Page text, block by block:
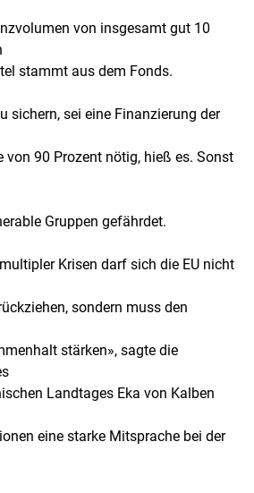
von insgesamt gut 10
stammt aus dem Fonds.
sichern, sei eine Finanzierung der
von 90 Prozent nötig, hieß es. Sonst
Gruppen gefährdet.
Krisen darf sich die EU nicht
sondern muss den
stärken», sagte die
Landtages Eka von Kalben
eine starke Mitsprache bei der